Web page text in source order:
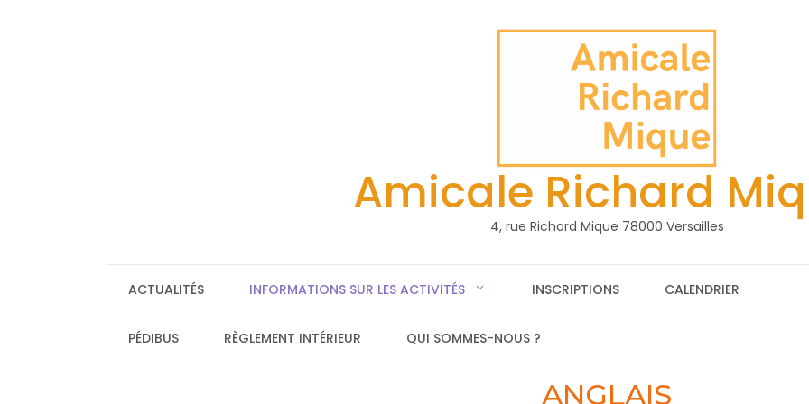
Amicale Richard
4, rue Richard Mique 78000 Versailles
ACTUALITÉS INFORMATIONS SUR LES ACTIVITÉS INSCRIPTIONS CALENDRIER
PÉDIBUS RÈGLEMENT INTÉRIEUR QUI SOMMES-NOUS ?
ANGLAIS